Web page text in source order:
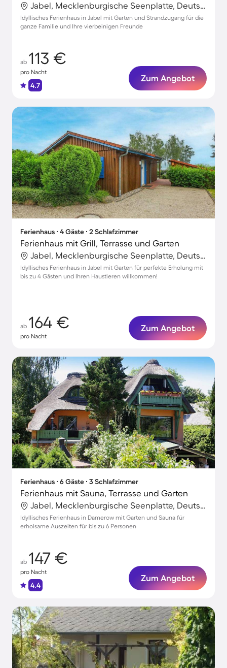
Jabel, Mecklenburgische Seenplatte, Deutschland
Idyllisches Ferienhaus in Jabel mit Garten und Strandzugang für die
ganze Familie und Ihre vierbeinigen Freunde
ab 113 €
pro Nacht
4.7
Zum Angebot
Ferienhaus ∙ 4 Gäste ∙ 2 Schlafzimmer
Ferienhaus mit Grill, Terrasse und Garten
Jabel, Mecklenburgische Seenplatte, Deutschland
Idyllisches Ferienhaus in Jabel mit Garten für perfekte Erholung mit
bis zu 4 Gästen und Ihren Haustieren willkommen!
ab 164 €
pro Nacht
Zum Angebot
Ferienhaus ∙ 6 Gäste ∙ 3 Schlafzimmer
Ferienhaus mit Sauna, Terrasse und Garten
Jabel, Mecklenburgische Seenplatte, Deutschland
Idyllisches Ferienhaus in Damerow mit Garten und Sauna für
erholsame Auszeiten für bis zu 6 Personen
ab 147 €
pro Nacht
4.4
Zum Angebot